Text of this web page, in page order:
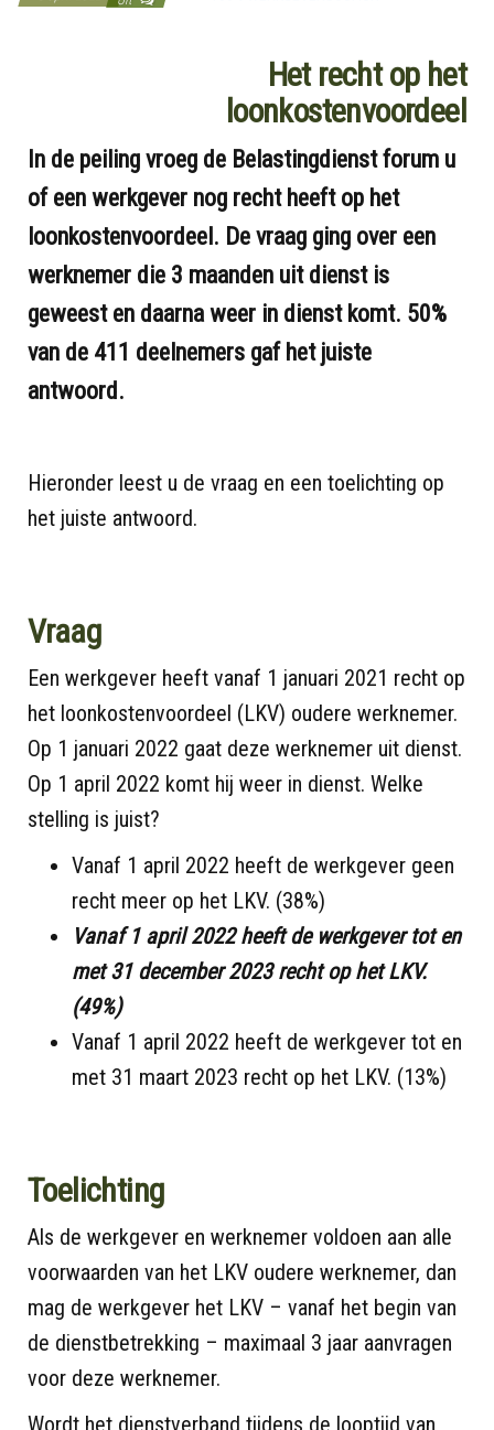
Het recht op het
loonkostenvoordeel
In de peiling vroeg de Belastingdienst forum u
of een werkgever nog recht heeft op het
loonkostenvoordeel. De vraag ging over een
werknemer die 3 maanden uit dienst is
geweest en daarna weer in dienst komt. 50%
van de 411 deelnemers gaf het juiste
antwoord.
Hieronder leest u de vraag en een toelichting op
het juiste antwoord.
Vraag
Een werkgever heeft vanaf 1 januari 2021 recht op
het loonkostenvoordeel (LKV) oudere werknemer.
Op 1 januari 2022 gaat deze werknemer uit dienst.
Op 1 april 2022 komt hij weer in dienst. Welke
stelling is juist?
Vanaf 1 april 2022 heeft de werkgever geen
recht meer op het LKV. (38%)
Vanaf 1 april 2022 heeft de werkgever tot en
met 31 december 2023 recht op het LKV.
(49%)
Vanaf 1 april 2022 heeft de werkgever tot en
met 31 maart 2023 recht op het LKV. (13%)
Toelichting
Als de werkgever en werknemer voldoen aan alle
voorwaarden van het LKV oudere werknemer, dan
mag de werkgever het LKV – vanaf het begin van
de dienstbetrekking – maximaal 3 jaar aanvragen
voor deze werknemer.
Wordt het dienstverband tijdens de looptijd van